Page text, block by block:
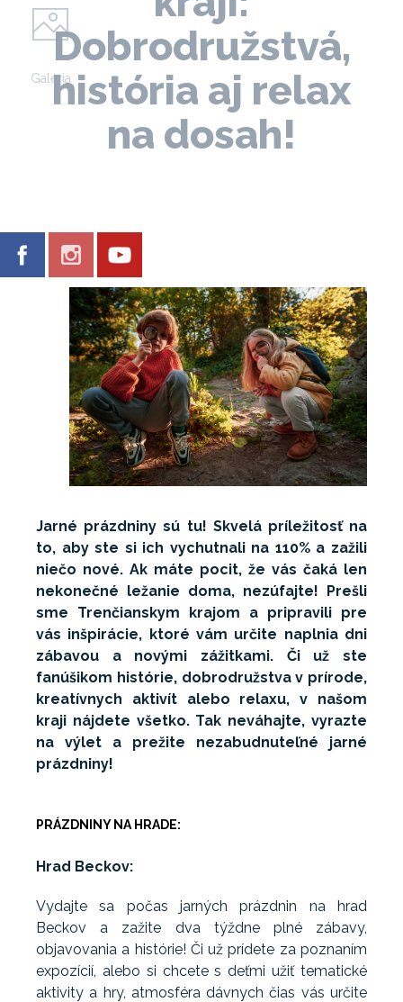
Dobrodružstvá,
história aj relax
na dosah!
Galéria
Jarné prázdniny sú tu! Skvelá príležitosť na
to, aby ste si ich vychutnali na 110% a zažili
niečo nové. Ak máte pocit, že vás čaká len
nekonečné ležanie doma, nezúfajte! Prešli
sme Trenčianskym krajom a pripravili pre
vás inšpirácie, ktoré vám určite naplnia dni
zábavou a novými zážitkami. Či už ste
fanúšikom histórie, dobrodružstva v prírode,
kreatívnych aktivít alebo relaxu, v našom
kraji nájdete všetko. Tak neváhajte, vyrazte
na výlet a prežite nezabudnuteľné jarné
prázdniny!
PRÁZDNINY NA HRADE:
Hrad Beckov:
Vydajte sa počas jarných prázdnin na hrad
Beckov a zažite dva týždne plné zábavy,
objavovania a histórie! Či už prídete za poznaním
expozícií, alebo si chcete s deťmi užiť tematické
aktivity a hry, atmosféra dávnych čias vás určite